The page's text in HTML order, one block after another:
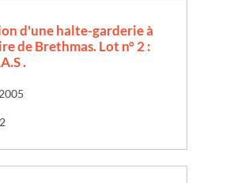
d'une halte-garderie à
de Brethmas. Lot n° 2 :
.